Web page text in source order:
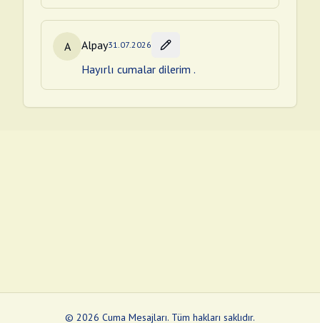
A Alpay31.07.2026
Hayırlı cumalar dilerim .
© 2026 Cuma Mesajları. Tüm hakları saklıdır.